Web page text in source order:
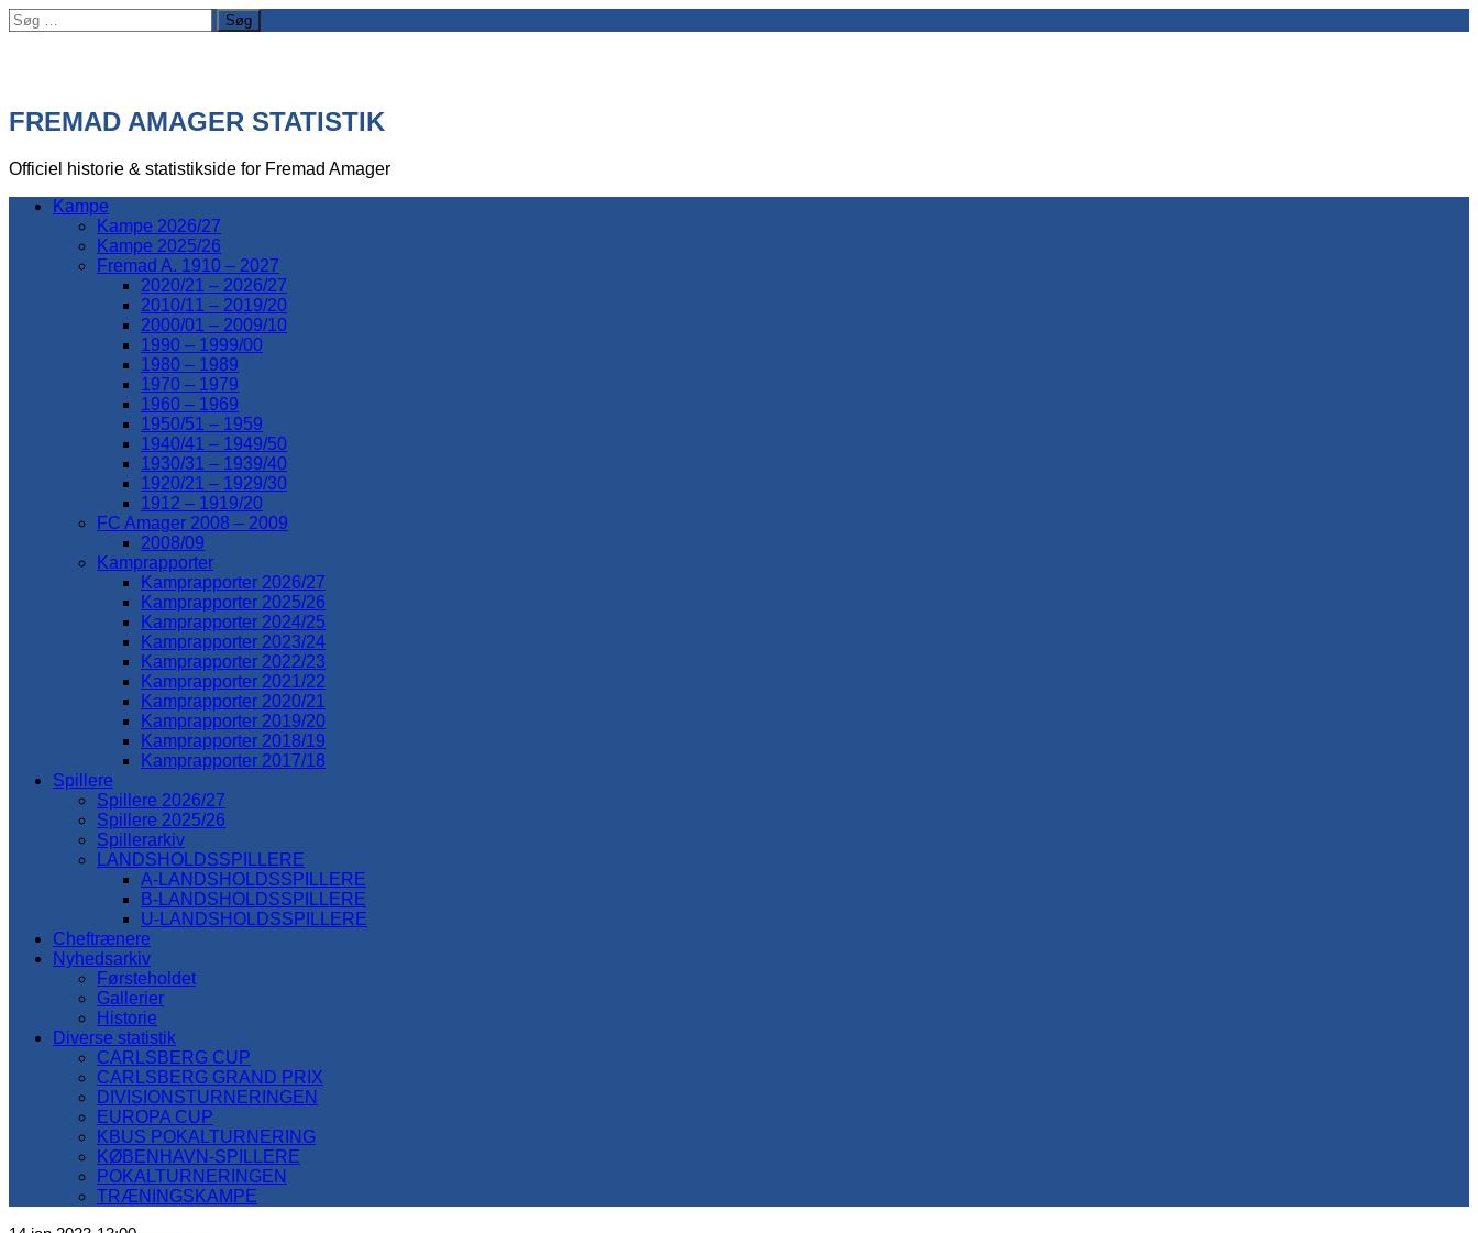
Søg
efter:
FREMAD AMAGER STATISTIK
Officiel historie & statistikside for Fremad Amager
Kampe
Kampe 2026/27
Kampe 2025/26
Fremad A. 1910 – 2027
2020/21 – 2026/27
2010/11 – 2019/20
2000/01 – 2009/10
1990 – 1999/00
1980 – 1989
1970 – 1979
1960 – 1969
1950/51 – 1959
1940/41 – 1949/50
1930/31 – 1939/40
1920/21 – 1929/30
1912 – 1919/20
FC Amager 2008 – 2009
2008/09
Kamprapporter
Kamprapporter 2026/27
Kamprapporter 2025/26
Kamprapporter 2024/25
Kamprapporter 2023/24
Kamprapporter 2022/23
Kamprapporter 2021/22
Kamprapporter 2020/21
Kamprapporter 2019/20
Kamprapporter 2018/19
Kamprapporter 2017/18
Spillere
Spillere 2026/27
Spillere 2025/26
Spillerarkiv
LANDSHOLDSSPILLERE
A-LANDSHOLDSSPILLERE
B-LANDSHOLDSSPILLERE
U-LANDSHOLDSSPILLERE
Cheftrænere
Nyhedsarkiv
Førsteholdet
Gallerier
Historie
Diverse statistik
CARLSBERG CUP
CARLSBERG GRAND PRIX
DIVISIONSTURNERINGEN
EUROPA CUP
KBUS POKALTURNERING
KØBENHAVN-SPILLERE
POKALTURNERINGEN
TRÆNINGSKAMPE